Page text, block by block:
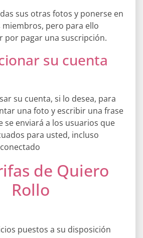
sus otras fotos y ponerse en
pero para ello
por pagar una suscripción.
su cuenta
su cuenta, si lo desea, para
una foto y escribir una frase
se enviará a los usuarios que
para usted, incluso
de Quiero
Rollo
puestos a su disposición